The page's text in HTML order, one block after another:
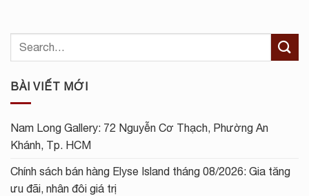
BÀI VIẾT MỚI
Nam Long Gallery: 72 Nguyễn Cơ Thạch, Phường An
Khánh, Tp. HCM
Chính sách bán hàng Elyse Island tháng 08/2026: Gia tăng
ưu đãi, nhân đôi giá trị